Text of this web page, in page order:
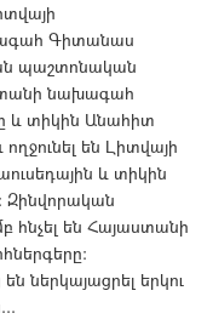
Գիտանաս
պաշտոնական
նախագահ
և տիկին Անահիտ
են Լիտվայի
և տիկին
Զինվորական
են Հայաստանի
ներկայացրել երկու